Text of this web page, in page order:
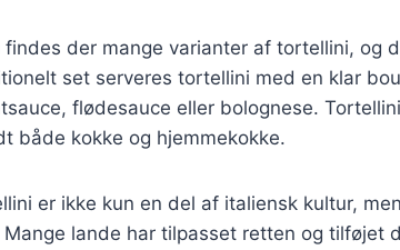
findes der mange varianter af tortellini, og
set serveres tortellini med en klar
flødesauce eller bolognese.
både kokke og hjemmekokke.
er ikke kun en del af italiensk kultur,
Mange lande har tilpasset retten og tilføjet